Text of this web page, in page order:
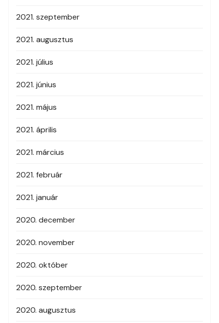
2021. szeptember
2021. augusztus
2021. július
2021. június
2021. május
2021. április
2021. március
2021. február
2021. január
2020. december
2020. november
2020. október
2020. szeptember
2020. augusztus